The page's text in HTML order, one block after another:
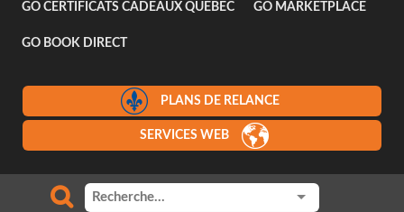
GO CERTIFICATS CADEAUX QUÉBEC GO MARKETPLACE
GO BOOK DIRECT
PLANS DE RELANCE
SERVICES WEB